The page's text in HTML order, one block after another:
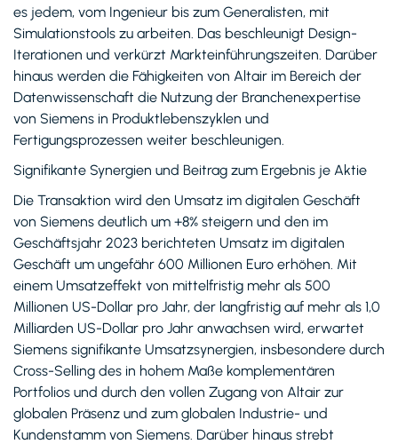
es jedem, vom Ingenieur bis zum Generalisten, mit
Simulationstools zu arbeiten. Das beschleunigt Design-
Iterationen und verkürzt Markteinführungszeiten. Darüber
hinaus werden die Fähigkeiten von Altair im Bereich der
Datenwissenschaft die Nutzung der Branchenexpertise
von Siemens in Produktlebenszyklen und
Fertigungsprozessen weiter beschleunigen.
Signifikante Synergien und Beitrag zum Ergebnis je Aktie
Die Transaktion wird den Umsatz im digitalen Geschäft
von Siemens deutlich um +8% steigern und den im
Geschäftsjahr 2023 berichteten Umsatz im digitalen
Geschäft um ungefähr 600 Millionen Euro erhöhen. Mit
einem Umsatzeffekt von mittelfristig mehr als 500
Millionen US-Dollar pro Jahr, der langfristig auf mehr als 1,0
Milliarden US-Dollar pro Jahr anwachsen wird, erwartet
Siemens signifikante Umsatzsynergien, insbesondere durch
Cross-Selling des in hohem Maße komplementären
Portfolios und durch den vollen Zugang von Altair zur
globalen Präsenz und zum globalen Industrie- und
Kundenstamm von Siemens. Darüber hinaus strebt